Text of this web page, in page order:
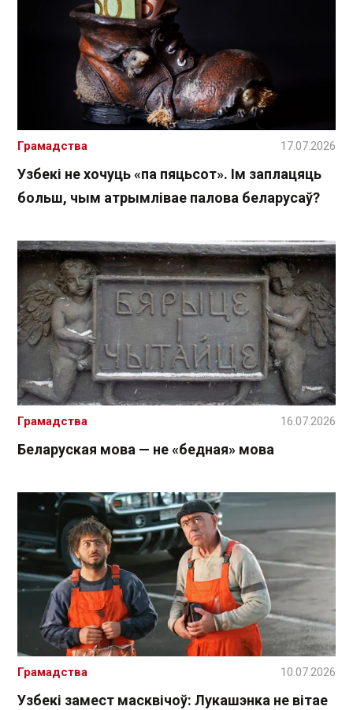
Узбекі не хочуць «па пяцьсот». Ім заплацяць
больш, чым атрымлівае палова беларусаў?
Грамадства 17.07.2026
Беларуская мова — не «бедная» мова
Грамадства 16.07.2026
Узбекі замест масквічоў: Лукашэнка не вітае
Грамадства 10.07.2026